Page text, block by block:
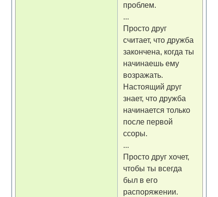
проблем.
...
Просто друг
считает, что дружба
закончена, когда ты
начинаешь ему
возражать.
Настоящий друг
знает, что дружба
начинается только
после первой
ссоры.
...
Просто друг хочет,
чтобы ты всегда
был в его
распоряжении.